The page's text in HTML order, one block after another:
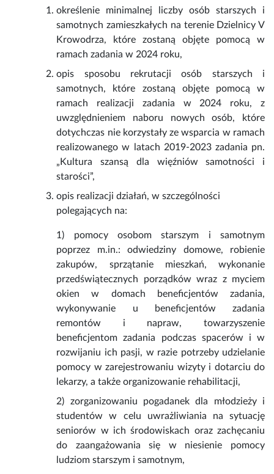
określenie minimalnej liczby osób starszych i
samotnych zamieszkałych na terenie Dzielnicy V
Krowodrza, które zostaną objęte pomocą w
ramach zadania w 2024 roku,
opis sposobu rekrutacji osób starszych i
samotnych, które zostaną objęte pomocą w
ramach realizacji zadania w 2024 roku, z
uwzględnieniem naboru nowych osób, które
dotychczas nie korzystały ze wsparcia w ramach
realizowanego w latach 2019-2023 zadania pn.
„Kultura szansą dla więźniów samotności i
starości”,
opis realizacji działań, w szczególności
polegających na:
1) pomocy osobom starszym i samotnym
poprzez m.in.: odwiedziny domowe, robienie
zakupów, sprzątanie mieszkań, wykonanie
przedświątecznych porządków wraz z myciem
okien w domach beneficjentów zadania,
wykonywanie u beneficjentów zadania
remontów i napraw, towarzyszenie
beneficjentom zadania podczas spacerów i w
rozwijaniu ich pasji, w razie potrzeby udzielanie
pomocy w zarejestrowaniu wizyty i dotarciu do
lekarzy, a także organizowanie rehabilitacji,
2) zorganizowaniu pogadanek dla młodzieży i
studentów w celu uwrażliwiania na sytuację
seniorów w ich środowiskach oraz zachęcaniu
do zaangażowania się w niesienie pomocy
ludziom starszym i samotnym,